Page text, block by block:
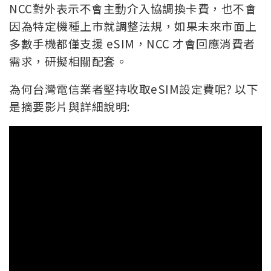
NCC對外表示不會主動介入協調換卡費，也不會
因為特定機種上市就調整法規，如果未來市面上
多數手機都僅支援 eSIM，NCC 才會回應消費者
需求，研擬相關配套。
為何台灣電信業者堅持收取eSIM設定費呢? 以下
是摘要影片與詳細說明: